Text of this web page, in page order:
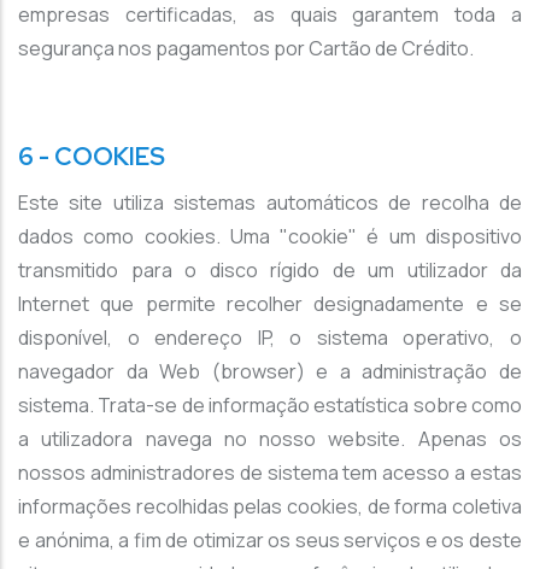
empresas certificadas, as quais garantem toda a
segurança nos pagamentos por Cartão de Crédito.
6 - COOKIES
Este site utiliza sistemas automáticos de recolha de
dados como cookies. Uma "cookie" é um dispositivo
transmitido para o disco rígido de um utilizador da
Internet que permite recolher designadamente e se
disponível, o endereço IP, o sistema operativo, o
navegador da Web (browser) e a administração de
sistema. Trata-se de informação estatística sobre como
a utilizadora navega no nosso website. Apenas os
nossos administradores de sistema tem acesso a estas
informações recolhidas pelas cookies, de forma coletiva
e anónima, a fim de otimizar os seus serviços e os deste